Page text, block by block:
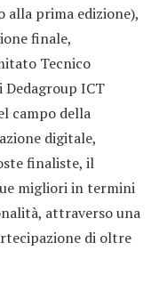
prima edizione),
finale,
Tecnico
Dedagroup ICT
campo della
digitale,
finaliste, il
migliori in termini
attraverso una
di oltre